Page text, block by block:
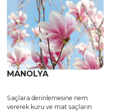
MANOLYA
Saçlara derinlemesine nem
vererek kuru ve mat saçların